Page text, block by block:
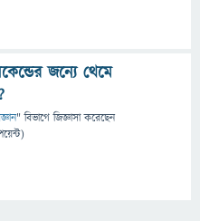
জন্যে থেমে
" বিভাগে জিজ্ঞাসাকরেছেন